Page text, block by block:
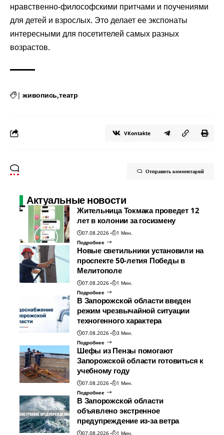
нравственно-философскими притчами и поучениями
для детей и взрослых. Это делает ее экспонаты
интересными для посетителей самых разных
возрастов.
| живопись театр
VKontakte
Отправить комментарий
Актуальные новости
Жительница Токмака проведет 12
лет в колонии за госизмену
07.08.2026
1 Мин.
Подробнее
Новые светильники установили на
проспекте 50-летия Победы в
Мелитополе
07.08.2026
1 Мин.
Подробнее
В Запорожской области введен
режим чрезвычайной ситуации
техногенного характера
07.08.2026
3 Мин.
Подробнее
Шефы из Пензы помогают
Запорожской области готовиться к
учебному году
07.08.2026
1 Мин.
Подробнее
В Запорожской области
объявлено экстренное
предупреждение из-за ветра
07.08.2026 1 Мин.